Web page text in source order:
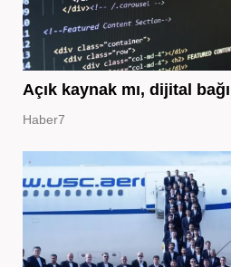
Açık kaynak mı, dijital
Haber7